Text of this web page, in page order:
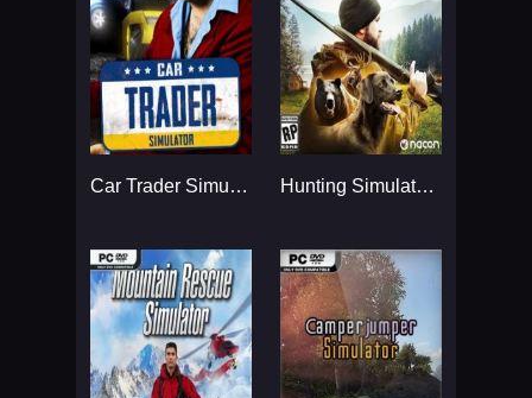
Car Trader Simulator... Hunting Simulator 2 - Bear Hunter Edition...